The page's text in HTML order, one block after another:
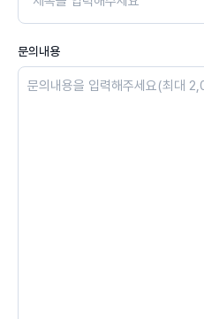
문의내용